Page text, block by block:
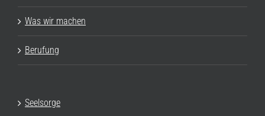
Was wir machen
Berufung
Seelsorge